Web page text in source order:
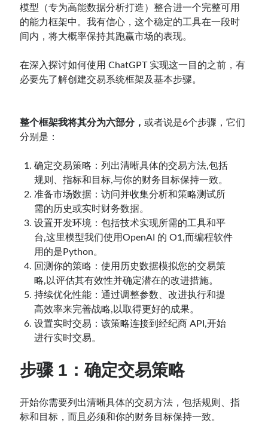
模型（专为高能数据分析打造）整合进一个完整可用
的能力框架中。我有信心，这个稳定的工具在一段时
间内，将大概率保持其跑赢市场的表现。
在深入探讨如何使用 ChatGPT 实现这一目的之前，有
必要先了解创建交易系统框架及基本步骤。
整个框架我将其分为六部分，或者说是6个步骤，它们
分别是：
确定交易策略：列出清晰具体的交易方法,包括
规则、指标和目标,与你的财务目标保持一致。
准备市场数据：访问并收集分析和策略测试所
需的历史或实时财务数据。
设置开发环境：包括技术实现所需的工具和平
台,这里模型我们使用OpenAI 的 O1,而编程软件
用的是Python。
回测你的策略：使用历史数据模拟您的交易策
略,以评估其有效性并确定潜在的改进措施。
持续优化性能：通过调整参数、改进执行和提
高效率来完善战略,以取得更好的成果。
设置实时交易：该策略连接到经纪商 API,开始
进行实时交易。
步骤 1：确定交易策略
开始你需要列出清晰具体的交易方法，包括规则、指
标和目标，而且必须和你的财务目标保持一致。